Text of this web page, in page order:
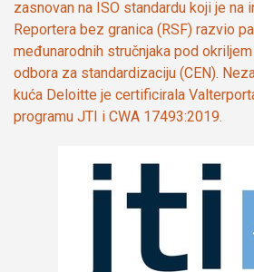
zasnovan na ISO standardu koji je na
Reportera bez granica (RSF) razvio
međunarodnih stručnjaka pod
odbora za standardizaciju (CEN).
kuća Deloitte je certificirala
programu JTI i CWA 17493:2019.